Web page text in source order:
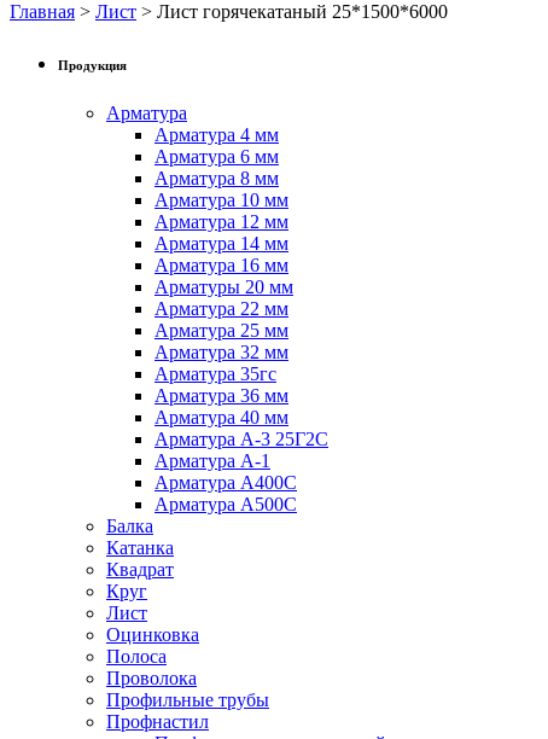
Главная > Лист > Лист горячекатаный 25*1500*6000
Продукция
Арматура
Арматура 4 мм
Арматура 6 мм
Арматура 8 мм
Арматура 10 мм
Арматура 12 мм
Арматура 14 мм
Арматура 16 мм
Арматуры 20 мм
Арматура 22 мм
Арматура 25 мм
Арматура 32 мм
Арматура 35гс
Арматура 36 мм
Арматура 40 мм
Арматура А-3 25Г2С
Арматура А-1
Арматура А400С
Арматура А500С
Балка
Катанка
Квадрат
Круг
Лист
Оцинковка
Полоса
Проволока
Профильные трубы
Профнастил